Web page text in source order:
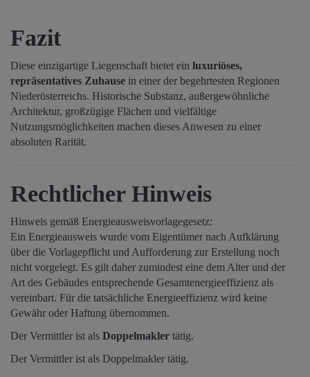
Fazit
Diese einzigartige Liegenschaft bietet ein luxuriöses,
repräsentatives Zuhause in einer der begehrtesten Regionen
Niederösterreichs. Historische Substanz, außergewöhnliche
Architektur, großzügige Flächen und vielfältige
Nutzungsmöglichkeiten machen dieses Anwesen zu einer
absoluten Rarität.
Rechtlicher Hinweis
Hinweis gemäß Energieausweisvorlagegesetz:
Ein Energieausweis wurde vom Eigentümer nach Aufklärung
über die Vorlagepflicht und Aufforderung zur Erstellung noch
nicht vorgelegt. Es gilt daher zumindest eine dem Alter und der
Art des Gebäudes entsprechende Gesamtenergieeffizienz als
vereinbart. Für die tatsächliche Energieeffizienz wird keine
Gewähr oder Haftung übernommen.
Der Vermittler ist als Doppelmakler tätig.
Der Vermittler ist als Doppelmakler tätig.